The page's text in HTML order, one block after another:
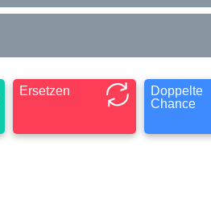
Ersetzen
Doppelte
Chance